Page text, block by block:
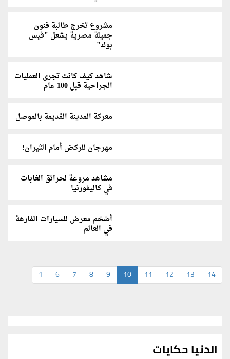
مشروع تخرج طالبة فنون
جميلة مصرية يشعل "فيس
بوك"
شاهد كيف كانت تجرى العمليات
الجراحية قبل 100 عام
معركة المدينة القديمة بالموصل
مهرجان للركض أمام الثيران!
مشاهد مروعة لحرائق الغابات
في كاليفورنيا
أضخم معرض للسيارات الفارهة
في العالم
1 6 7 8 9 10 11 12 13 14
الدنيا حكايات